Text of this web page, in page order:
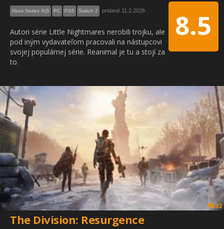
8.5
Xbox Series X|S PC PS5 Switch 2 pridané 11.2.2026
Autori série Little Nightmares nerobili trojku, ale
pod iným vydavateľom pracovali na nástupcovi
svojej populárnej série. Reanimal je tu a stojí za
to.
32
The Division: Resurgence